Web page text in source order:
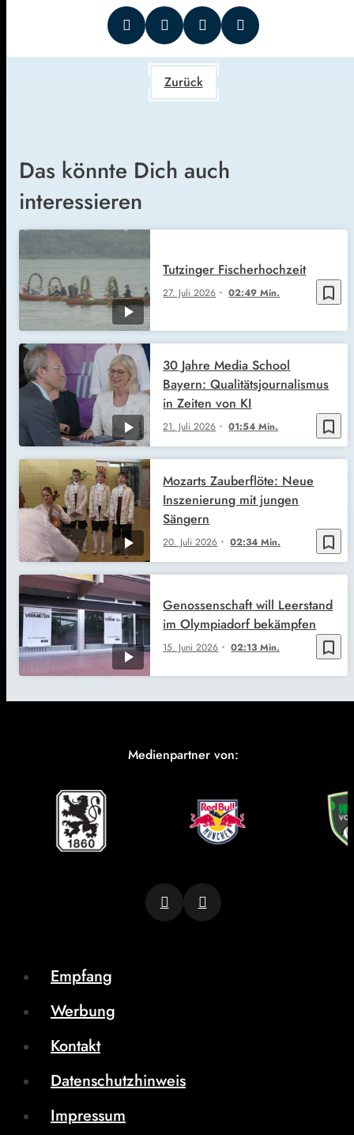
Zurück
Das könnte Dich auch
interessieren
bookmark_border
27. Juli 2026 02:49 Min.
Tutzinger Fischerhochzeit
bookmark_border
21. Juli 2026 01:54 Min.
30 Jahre Media School
Bayern: Qualitätsjournalismus
in Zeiten von KI
bookmark_border
20. Juli 2026 02:34 Min.
Mozarts Zauberflöte: Neue
Inszenierung mit jungen
Sängern
bookmark_border
15. Juni 2026 02:13 Min.
Genossenschaft will Leerstand
im Olympiadorf bekämpfen
Medienpartner von:
Empfang
Werbung
Kontakt
Datenschutzhinweis
Impressum